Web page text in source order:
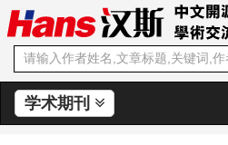
学术期刊